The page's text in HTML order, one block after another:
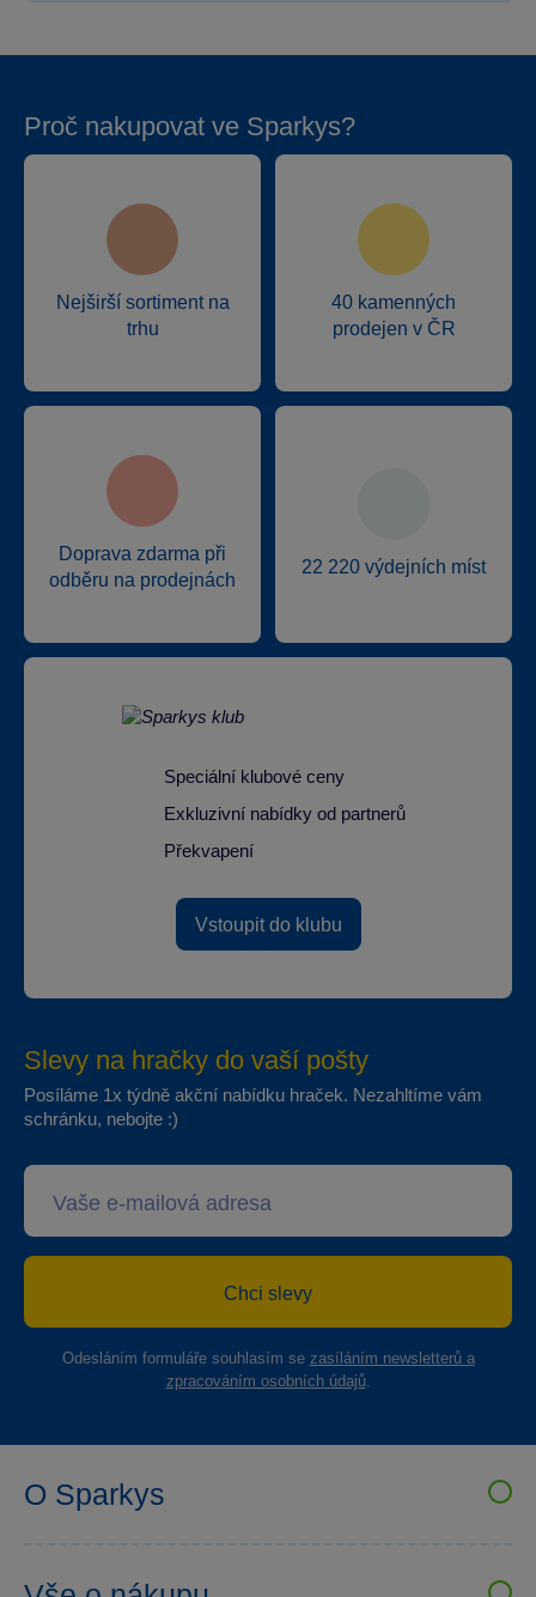
Proč nakupovat ve Sparkys?
Nejširší sortiment na
trhu
40 kamenných
prodejen v ČR
Doprava zdarma při
odběru na prodejnách
22 220 výdejních míst
Speciální klubové ceny
Exkluzivní nabídky od partnerů
Překvapení
Vstoupit do klubu
Slevy na hračky do vaší pošty
Posíláme 1x týdně akční nabídku hraček. Nezahltíme vám
schránku, nebojte :)
Chci slevy
Odesláním formuláře souhlasím se zasíláním newsletterů a
zpracováním osobních údajů.
O Sparkys